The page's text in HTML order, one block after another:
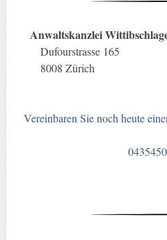
Anwaltskanzlei
Dufourstrasse 165
8008 Zürich
Vereinbaren Sie noch heute